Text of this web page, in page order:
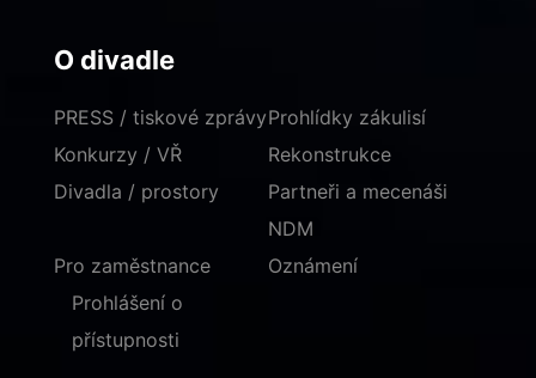
O divadle
PRESS / tiskové zprávy
Konkurzy / VŘ
Divadla / prostory
Prohlídky zákulisí
Rekonstrukce
Partneři a mecenáši
NDM
Pro zaměstnance
Oznámení
Prohlášení o
přístupnosti